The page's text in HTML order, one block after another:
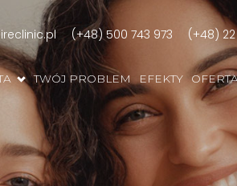
(+48) 500 743 973 (+48)
TWÓJ PROBLEM EFEKTY